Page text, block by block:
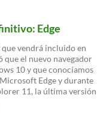
Edge
vendrá incluido en
el nuevo navegador
10 y que conocíamos
Edge y durante
11, la última versión